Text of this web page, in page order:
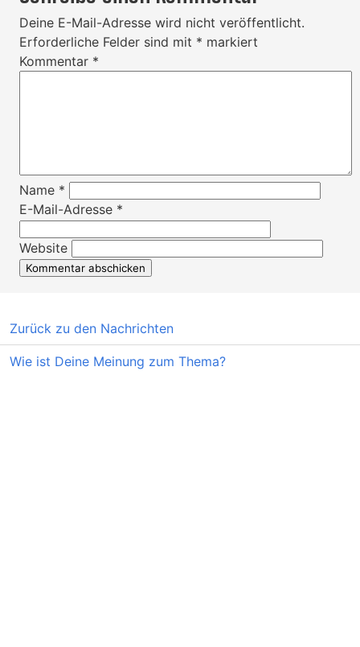
Deine E-Mail-Adresse wird nicht veröffentlicht.
Erforderliche Felder sind mit * markiert
Kommentar *
Name *
E-Mail-Adresse *
Website
Zurück zu den Nachrichten
Wie ist Deine Meinung zum Thema?